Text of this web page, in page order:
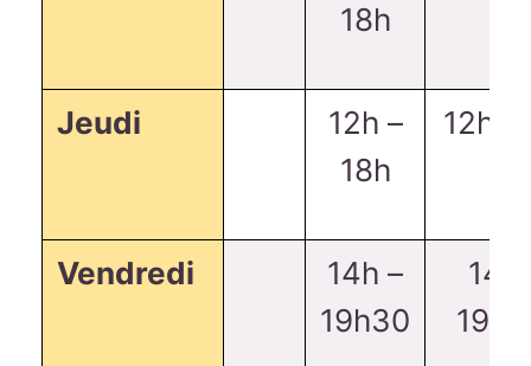
18h
Jeudi
12h –
18h
12h-
Vendredi
14h –
19h30